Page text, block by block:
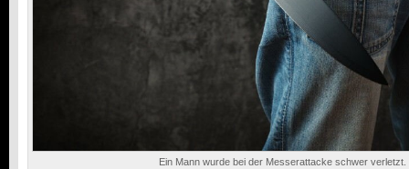
Ein Mann wurde bei der Messerattacke schwer verletzt.